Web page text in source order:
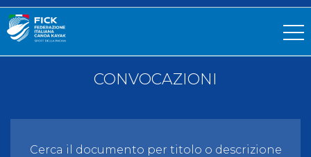
CONVOCAZIONI
Cerca il documento per titolo o descrizione